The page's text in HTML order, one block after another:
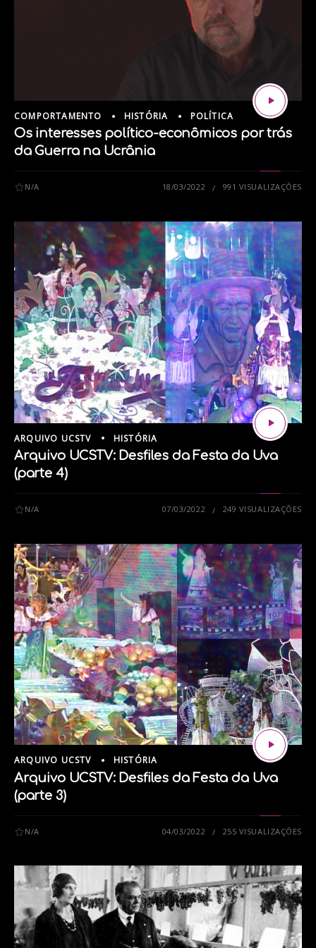
COMPORTAMENTO HISTÓRIA POLÍTICA
Os interesses político-econômicos por trás
da Guerra na Ucrânia
N/A 18/03/2022 991 VISUALIZAÇÕES
ARQUIVO UCSTV HISTÓRIA
Arquivo UCSTV: Desfiles da Festa da Uva
(parte 4)
N/A 07/03/2022 249 VISUALIZAÇÕES
ARQUIVO UCSTV HISTÓRIA
Arquivo UCSTV: Desfiles da Festa da Uva
(parte 3)
N/A 04/03/2022 255 VISUALIZAÇÕES